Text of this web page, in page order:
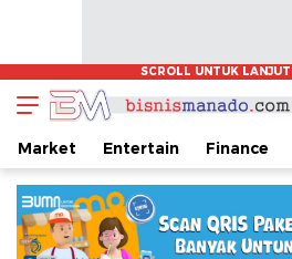
www.bisnismanado.com
Berita Bisnis Sulawesi Utara
Market Entertain Finance